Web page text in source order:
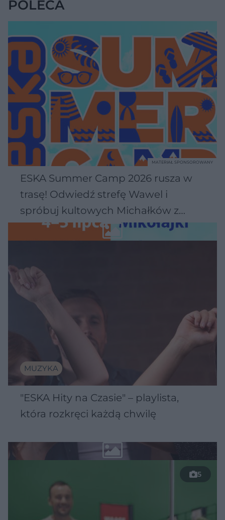
POLECA
ESKA Summer Camp 2026 rusza w
trasę! Odwiedź strefę Wawel i
spróbuj kultowych Michałków z
Wawelu
MATERIAŁ SPONSOROWANY
MUZYKA
"ESKA Hity na Czasie" – playlista,
która rozkręci każdą chwilę
5